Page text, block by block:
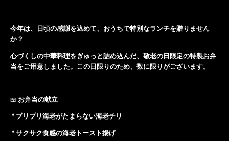
今年は、日頃の感謝を込めて、おうちで特別なランチを贈りません
か？
心づくしの中華料理をぎゅっと詰め込んだ、敬老の日限定の特製お弁
当をご用意しました。この日限りのため、数に限りがございます。
🍱 お弁当の献立
* プリプリ海老がたまらない海老チリ
* サクサク食感の海老トースト揚げ